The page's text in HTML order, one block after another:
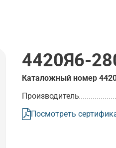
4420Я6-
Каталожный номер
Производитель
Посмотреть